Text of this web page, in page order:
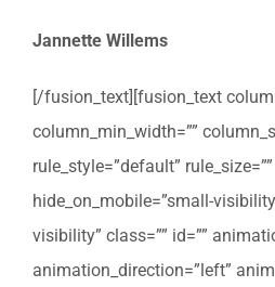
Jannette Willems
[/fusion_text][fusion_text
column_min_width=””
rule_style=”default”
hide_on_mobile=”small-
visibility” class=”” id=””
animation_direction=”left”